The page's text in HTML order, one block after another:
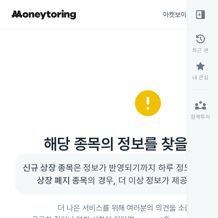
마켓보이스
error
해당 종목의 정보를 찾을 수
신규 상장 종목
상장 폐지 종목의 경우, 더 이상 정보가 제공되지 않
더 나은 서비스를 위해 여러분의 의견을 소중히 듣고
right_panel_open
history
최근 본
star
내 관심
partner_exchange
함께투자